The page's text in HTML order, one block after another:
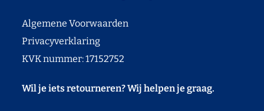
Algemene Voorwaarden
Privacyverklaring
KVK nummer: 17152752
Wil je iets retourneren? Wij helpen je graag.